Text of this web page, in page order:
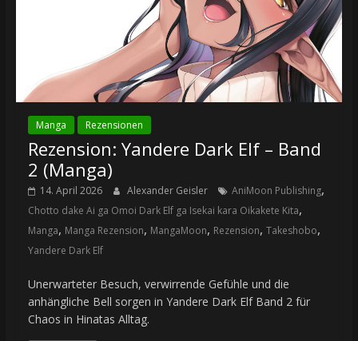
Manga Rezensionen
Rezension: Yandere Dark Elf – Band
2 (Manga)
14. April 2026 Alexander Geisler AniMoon Publishing,
Chotto dake Ai ga Omoi Dark Elf ga Isekai kara Oikakete Kita,
Manga, Manga Rezension, MangaMoon, Rezension, Takeshobo,
Yandere Dark Elf
Unerwarteter Besuch, verwirrende Gefühle und die
anhängliche Bell sorgen in Yandere Dark Elf Band 2 für
Chaos in Hinatas Alltag.